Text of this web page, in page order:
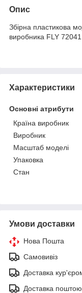
Опис
Збірна пластикова
виробника FLY 72041
Характеристики
Основні атрибути
Країна виробник
Виробник
Масштаб моделі
Упаковка
Стан
Умови доставки
Нова Пошта
Самовивіз
Доставка
Доставка поштою